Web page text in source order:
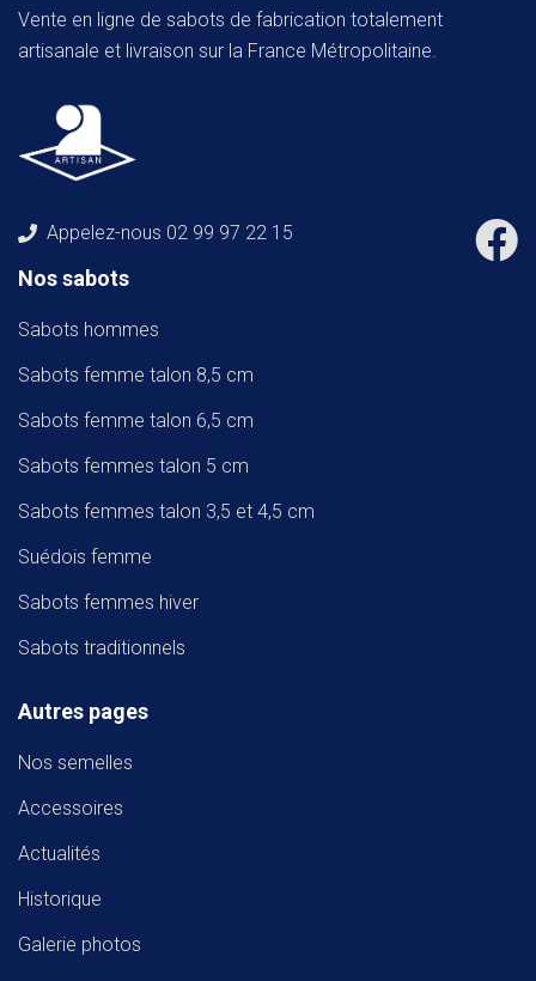
Vente en ligne de sabots de fabrication totalement
artisanale et livraison sur la France Métropolitaine.
Appelez-nous 02 99 97 22 15
Nos sabots
Sabots hommes
Sabots femme talon 8,5 cm
Sabots femme talon 6,5 cm
Sabots femmes talon 5 cm
Sabots femmes talon 3,5 et 4,5 cm
Suédois femme
Sabots femmes hiver
Sabots traditionnels
Autres pages
Nos semelles
Accessoires
Actualités
Historique
Galerie photos